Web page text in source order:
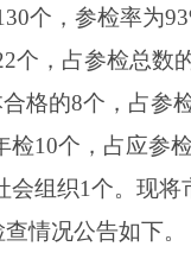
个，参检率为
个，占参检总数
格的8个，占参
检10个，占应参
会组织1个。现将
情况公告如下。